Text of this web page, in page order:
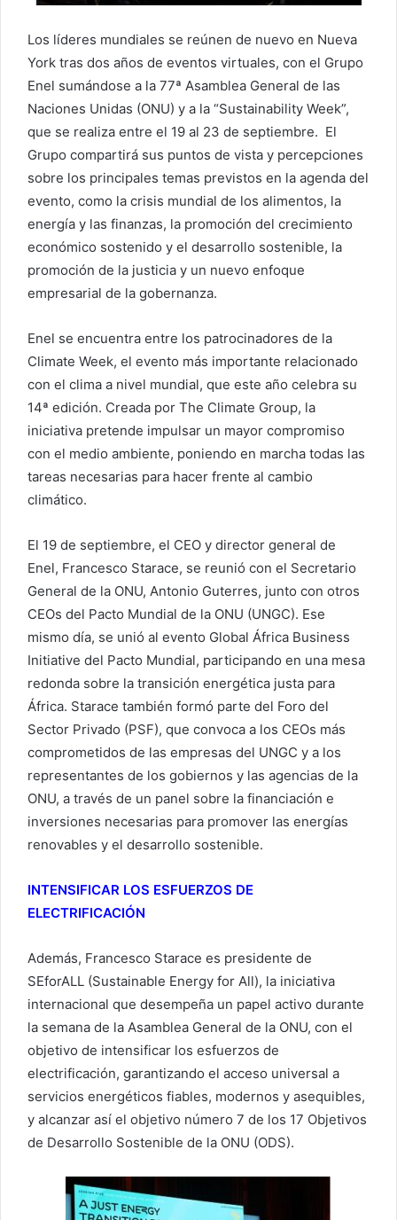
Los líderes mundiales se reúnen de nuevo en Nueva
York tras dos años de eventos virtuales, con el Grupo
Enel sumándose a la 77ª Asamblea General de las
Naciones Unidas (ONU) y a la “Sustainability Week”,
que se realiza entre el 19 al 23 de septiembre. El
Grupo compartirá sus puntos de vista y percepciones
sobre los principales temas previstos en la agenda del
evento, como la crisis mundial de los alimentos, la
energía y las finanzas, la promoción del crecimiento
económico sostenido y el desarrollo sostenible, la
promoción de la justicia y un nuevo enfoque
empresarial de la gobernanza.
Enel se encuentra entre los patrocinadores de la
Climate Week, el evento más importante relacionado
con el clima a nivel mundial, que este año celebra su
14ª edición. Creada por The Climate Group, la
iniciativa pretende impulsar un mayor compromiso
con el medio ambiente, poniendo en marcha todas las
tareas necesarias para hacer frente al cambio
climático.
El 19 de septiembre, el CEO y director general de
Enel, Francesco Starace, se reunió con el Secretario
General de la ONU, Antonio Guterres, junto con otros
CEOs del Pacto Mundial de la ONU (UNGC). Ese
mismo día, se unió al evento Global África Business
Initiative del Pacto Mundial, participando en una mesa
redonda sobre la transición energética justa para
África. Starace también formó parte del Foro del
Sector Privado (PSF), que convoca a los CEOs más
comprometidos de las empresas del UNGC y a los
representantes de los gobiernos y las agencias de la
ONU, a través de un panel sobre la financiación e
inversiones necesarias para promover las energías
renovables y el desarrollo sostenible.
INTENSIFICAR LOS ESFUERZOS DE
ELECTRIFICACIÓN
Además, Francesco Starace es presidente de
SEforALL (Sustainable Energy for All), la iniciativa
internacional que desempeña un papel activo durante
la semana de la Asamblea General de la ONU, con el
objetivo de intensificar los esfuerzos de
electrificación, garantizando el acceso universal a
servicios energéticos fiables, modernos y asequibles,
y alcanzar así el objetivo número 7 de los 17 Objetivos
de Desarrollo Sostenible de la ONU (ODS).